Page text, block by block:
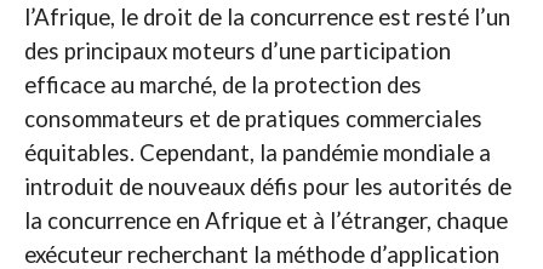
l’Afrique, le droit de la concurrence est resté l’un
des principaux moteurs d’une participation
efficace au marché, de la protection des
consommateurs et de pratiques commerciales
équitables. Cependant, la pandémie mondiale a
introduit de nouveaux défis pour les autorités de
la concurrence en Afrique et à l’étranger, chaque
exécuteur recherchant la méthode d’application